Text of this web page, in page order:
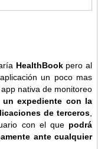
HealthBook pero al
un poco mas
nativa de monitoreo
un expediente con la
de terceros,
con el quepodrá
ante cualquier